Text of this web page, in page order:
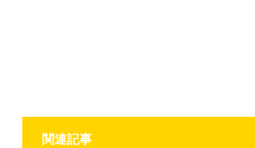
関連記事